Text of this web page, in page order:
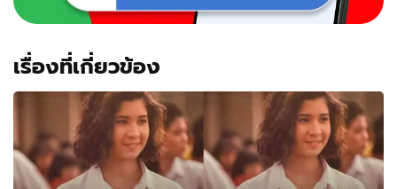
เรื่องที่เกี่ยวข้อง